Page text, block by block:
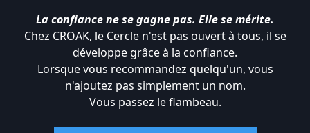
La confiance ne se gagne pas. Elle se mérite.
Chez CROAK, le Cercle n'est pas ouvert à tous, il se
développe grâce à la confiance.
Lorsque vous recommandez quelqu'un, vous
n'ajoutez pas simplement un nom.
Vous passez le flambeau.